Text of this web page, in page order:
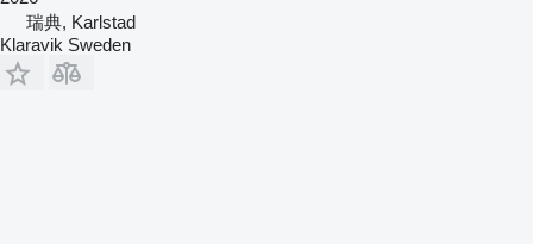
瑞典, Karlstad
Klaravik Sweden